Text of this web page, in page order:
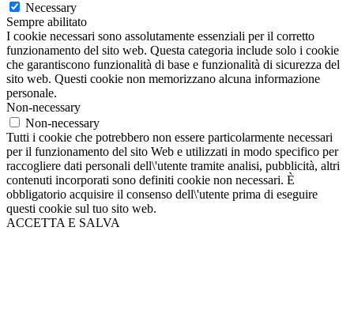
Necessary
Sempre abilitato
I cookie necessari sono assolutamente essenziali per il corretto
funzionamento del sito web. Questa categoria include solo i cookie
che garantiscono funzionalità di base e funzionalità di sicurezza del
sito web. Questi cookie non memorizzano alcuna informazione
personale.
Non-necessary
Non-necessary
Tutti i cookie che potrebbero non essere particolarmente necessari
per il funzionamento del sito Web e utilizzati in modo specifico per
raccogliere dati personali dell\'utente tramite analisi, pubblicità, altri
contenuti incorporati sono definiti cookie non necessari. È
obbligatorio acquisire il consenso dell\'utente prima di eseguire
questi cookie sul tuo sito web.
ACCETTA E SALVA